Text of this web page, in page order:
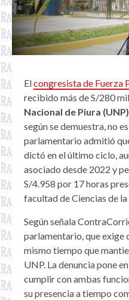
Elcongresista de Fuerza
recibido más de S/280
Nacional de Piura (UNP)
según se demuestra, no
parlamentario admitió
dictó en el último ciclo,
asociado desde 2022 y
S/4.958 por 17 horas
facultad de Ciencias de la
Según señala
parlamentario, que exige
mismo tiempo que
UNP. La denuncia pone
cumplir con ambas
su presencia a tiempo